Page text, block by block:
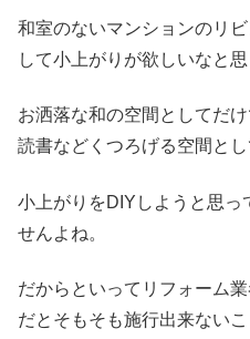
和室のないマンションのリ
して小上がりが欲しいなと
お洒落な和の空間としてだ
読書などくつろげる空間と
小上がりをDIYしようと思っ
せんよね。
だからといってリフォーム
だとそもそも施行出来ないこ